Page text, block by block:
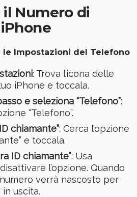
Numero di
le Impostazioni del Telefono
: Trova l’icona delle
iPhone e toccala.
e seleziona “Telefono”:
“Telefono”.
chiamante”: Cerca l’opzione
e toccala.
ID chiamante”: Usa
l’opzione. Quando
verrà nascosto per
uscita.